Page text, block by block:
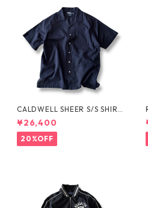
CALDWELL SHEER S/S SHIRT
by Polo Ralph Lauren
¥26,400
20%OFF